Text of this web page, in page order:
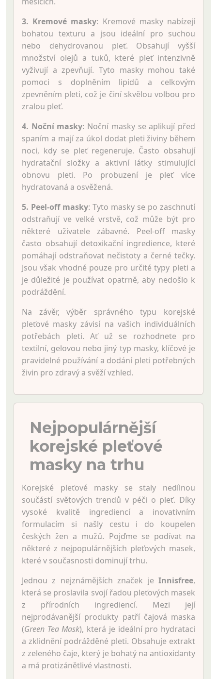
3. Kremové masky: Kremové masky nabízejí
bohatou texturu a jsou ideální pro suchou
nebo dehydrovanou pleť. Obsahují vyšší
množství olejů a tuků, které pleť intenzivně
vyživují a zpevňují. Tyto masky mohou také
pomoci s doplněním lipidů a celkovým
zpevněním pleti, což je činí skvělou volbou pro
zralou pleť.
4. Noční masky: Noční masky se aplikují před
spaním a mají za úkol dodat pleti živiny během
noci, kdy se pleť regeneruje. Často obsahují
hydratační složky a aktivní látky stimulující
obnovu pleti. Po probuzení je pleť více
hydratovaná a osvěžená.
5. Peel-off masky: Tyto masky se po zaschnutí
odstraňují ve velké vrstvě, což může být pro
některé uživatele zábavné. Peel-off masky
často obsahují detoxikační ingredience, které
pomáhají odstraňovat nečistoty a černé tečky.
Jsou však vhodné pouze pro určité typy pleti a
je důležité je používat opatrně, aby nedošlo k
podráždění.
Na závěr, výběr správného typu korejské
pleťové masky závisí na vašich individuálních
potřebách pleti. Ať už se rozhodnete pro
textilní, gelovou nebo jiný typ masky, klíčové je
pravidelné používání a dodání pleti potřebných
živin pro zdravý a svěží vzhled.
Nejpopulárnější
korejské pleťové
masky na trhu
Korejské pleťové masky se staly nedílnou
součástí světových trendů v péči o pleť. Díky
vysoké kvalitě ingrediencí a inovativním
formulacím si našly cestu i do koupelen
českých žen a mužů. Pojďme se podívat na
některé z nejpopulárnějších pleťových masek,
které v současnosti dominují trhu.
Jednou z nejznámějších značek je Innisfree,
která se proslavila svojí řadou pleťových masek
z přírodních ingrediencí. Mezi její
nejprodávanější produkty patří čajová maska
(Green Tea Mask), která je ideální pro hydrataci
a zklidnění podrážděné pleti. Obsahuje extrakt
z zeleného čaje, který je bohatý na antioxidanty
a má protizánětlivé vlastnosti.